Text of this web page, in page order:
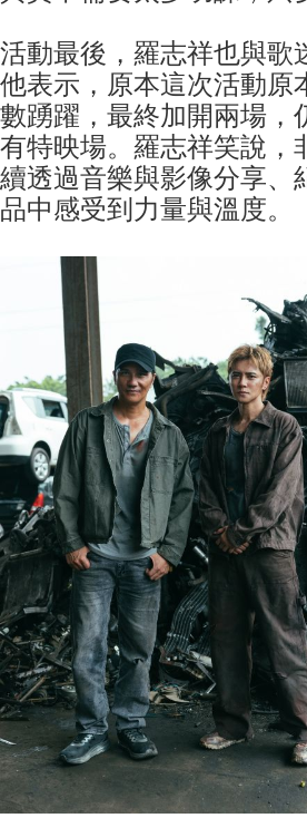
活動最後，羅志祥也與歌
他表示，原本這次活動原
數踴躍，最終加開兩場，
有特映場。羅志祥笑說，
續透過音樂與影像分享、
品中感受到力量與溫度。